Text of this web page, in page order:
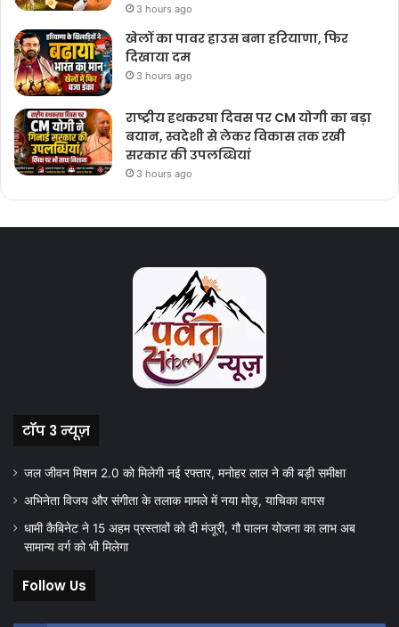
3 hours ago
खेलों का पावर हाउस बना हरियाणा, फिर
दिखाया दम
3 hours ago
राष्ट्रीय हथकरघा दिवस पर CM योगी का बड़ा
बयान, स्वदेशी से लेकर विकास तक रखी
सरकार की उपलब्धियां
3 hours ago
टॉप 3 न्यूज़
जल जीवन मिशन 2.0 को मिलेगी नई रफ्तार, मनोहर लाल ने की बड़ी समीक्षा
अभिनेता विजय और संगीता के तलाक मामले में नया मोड़, याचिका वापस
धामी कैबिनेट ने 15 अहम प्रस्तावों को दी मंजूरी, गौ पालन योजना का लाभ अब
सामान्य वर्ग को भी मिलेगा
Follow Us